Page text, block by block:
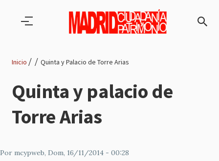
Ruta
de
navegación
Inicio Quinta y Palacio de Torre Arias
Quinta y palacio de
Torre Arias
Por mcypweb, Dom, 16/11/2014 - 00:28